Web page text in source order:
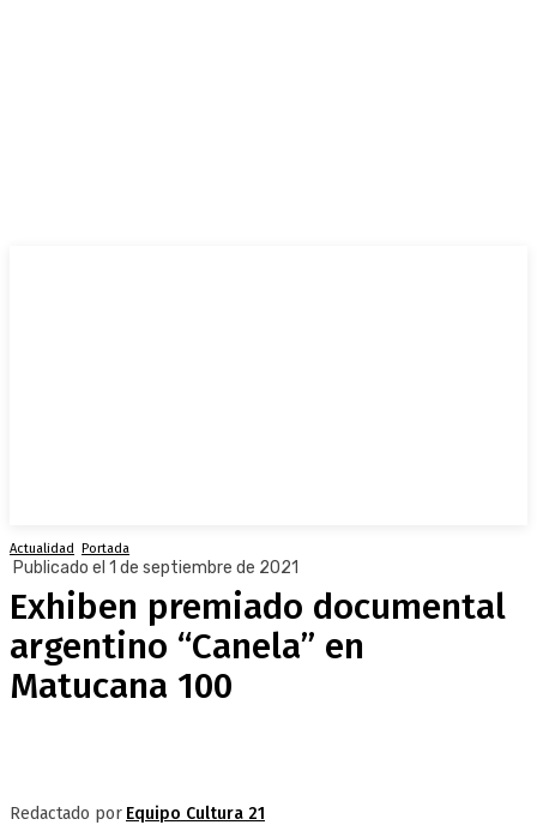
Actualidad Portada
Publicado el 1 de septiembre de 2021
Exhiben premiado documental
argentino “Canela” en
Matucana 100
Redactado por Equipo Cultura 21